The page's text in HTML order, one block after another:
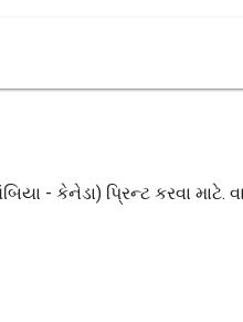
- કેનેડા) પ્રિન્ટ કરવા